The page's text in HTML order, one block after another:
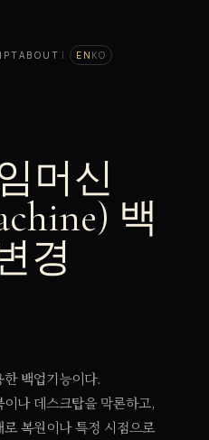
ABOUT | EN KO
머신
백
경
백업기능이다.
나 데스크탑을 막론하고,
복원이나 특정 시점으로